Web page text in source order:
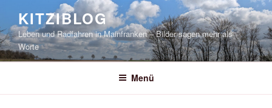
springen
KITZIBLOG
Leben und Radfahren in Mainfranken – Bilder sagen mehr als
Worte
Menü